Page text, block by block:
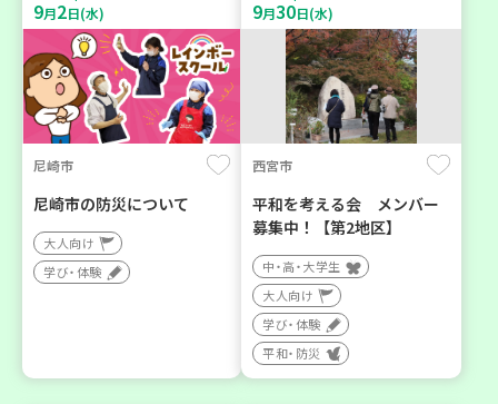
9月2日(水)
尼崎市
尼崎市の防災について
大人向け
学び・体験
9月30日(水)
西宮市
平和を考える会 メンバー
募集中！【第2地区】
中・高・大学生
大人向け
学び・体験
平和・防災